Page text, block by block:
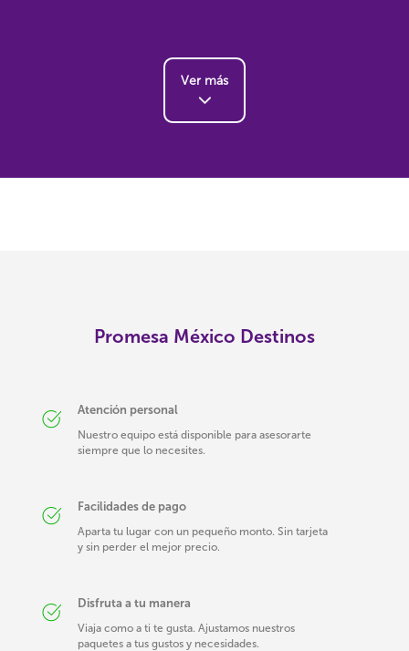
Ver más
Promesa México Destinos
Atención personal
Nuestro equipo está disponible para asesorarte
siempre que lo necesites.
Facilidades de pago
Aparta tu lugar con un pequeño monto. Sin tarjeta
y sin perder el mejor precio.
Disfruta a tu manera
Viaja como a ti te gusta. Ajustamos nuestros
paquetes a tus gustos y necesidades.